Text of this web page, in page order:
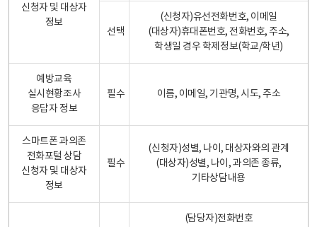
신청자 및 대상자
정보
선택
(신청자)유선전화번호, 이메일
(대상자)휴대폰번호, 전화번호, 주소,
학생일 경우 학제정보(학교/학년)
예방교육
실시현황조사
응답자 정보
필수 이름, 이메일, 기관명, 시도, 주소
스마트폰 과의존
전화포털 상담
신청자 및 대상자
정보
필수
(신청자)성별, 나이, 대상자와의 관계
(대상자)성별, 나이, 과의존 종류,
기타상담내용
(담당자)전화번호